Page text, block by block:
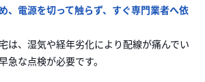
、電源を切って触らず、すぐ専門業者へ依
は、湿気や経年劣化により配線が痛んでい
急な点検が必要です。